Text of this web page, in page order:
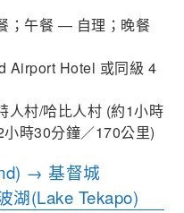
；午餐 — 自理；晚餐
Airport Hotel 或同級 4
村/哈比人村 (約1小時
小時30分鐘／170公里)
→ 基督城
湖(Lake Tekapo)